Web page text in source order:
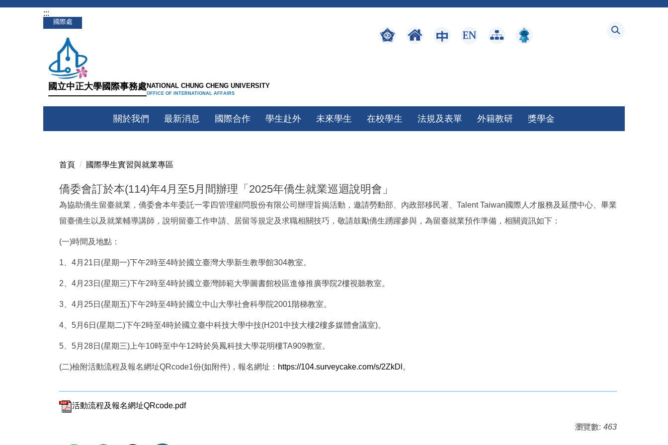
:::
國際處
國立中正大學國際事務處NATIONAL CHUNG CHENG UNIVERSITY
OFFICE OF INTERNATIONAL AFFAIRS
關於我們 最新消息 國際合作 學生赴外 未來學生 在校學生 法規及表單 外籍教研 獎學金
首頁 國際學生實習與就業專區
僑委會訂於本(114)年4月至5月間辦理「2025年僑生就業巡迴說明會」
為協助僑生留臺就業，僑委會本年委託一零四管理顧問股份有限公司辦理旨揭活動，邀請勞動部、內政部移民署、Talent Taiwan國際人才服務及延攬中心、畢業
留臺僑生以及就業輔導講師，說明留臺工作申請、居留等規定及求職相關技巧，敬請鼓勵僑生踴躍參與，為留臺就業預作準備，相關資訊如下：
(一)時間及地點：
1、4月21日(星期一)下午2時至4時於國立臺灣大學新生教學館304教室。
2、4月23日(星期三)下午2時至4時於國立臺灣師範大學圖書館校區進修推廣學院2樓視聽教室。
3、4月25日(星期五)下午2時至4時於國立中山大學社會科學院2001階梯教室。
4、5月6日(星期二)下午2時至4時於國立臺中科技大學中技(H201中技大樓2樓多媒體會議室)。
5、5月28日(星期三)上午10時至中午12時於吳鳳科技大學花明樓TA909教室。
(二)檢附活動流程及報名網址QRcode1份(如附件)，報名網址： https://104.surveycake.com/s/2ZkDl 。
活動流程及報名網址QRcode.pdf
瀏覽數: 463